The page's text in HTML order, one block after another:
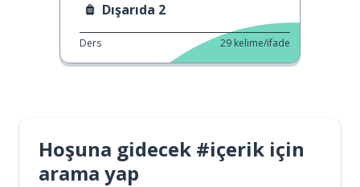
Dışarıda 2
Ders 29 kelime/ifade
Hoşuna gidecek #içerik için
arama yap